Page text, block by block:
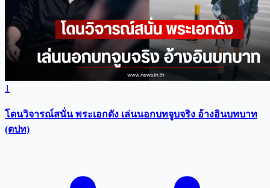
1
โดนวิจารณ์สนั่น พระเอกดัง เล่นนอกบทจูบจริง อ้างอินบทบาท
(ตปท)